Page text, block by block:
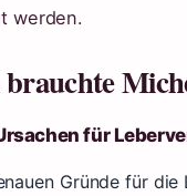
werden.
für
Gründe für